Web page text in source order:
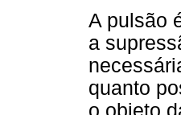
A pulsão
a
quanto